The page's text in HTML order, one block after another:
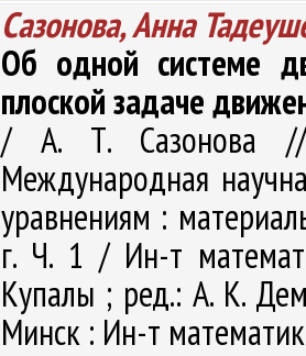
Сазонова, Анна
Об одной системе
плоской задаче
/ А. Т. Сазонова //
Международная
уравнениям :
г. Ч. 1 / Ин-т
Купалы ; ред.: А. К.
Минск : Ин-т